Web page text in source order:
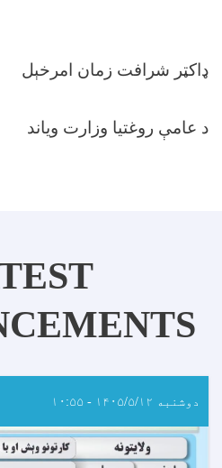
ډاکټر شرافت زمان امرخېل
د عامې روغتیا وزارت ویاند
دوشنبه ۱۴۰۵/۵/۱۲ - ۱۰:۵۵